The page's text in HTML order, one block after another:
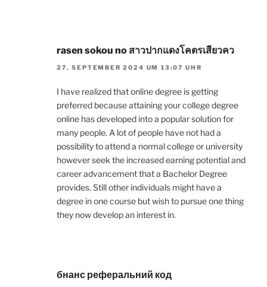
rasen sokou no สาวปากแดงโคตรเสียวคว
27. SEPTEMBER 2024 UM 13:07 UHR
I have realized that online degree is getting
preferred because attaining your college degree
online has developed into a popular solution for
many people. A lot of people have not had a
possibility to attend a normal college or university
however seek the increased earning potential and
career advancement that a Bachelor Degree
provides. Still other individuals might have a
degree in one course but wish to pursue one thing
they now develop an interest in.
бнанс реферальний код